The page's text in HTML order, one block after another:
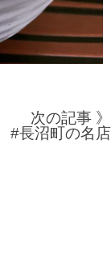
次の記事 》
#長沼町の名店